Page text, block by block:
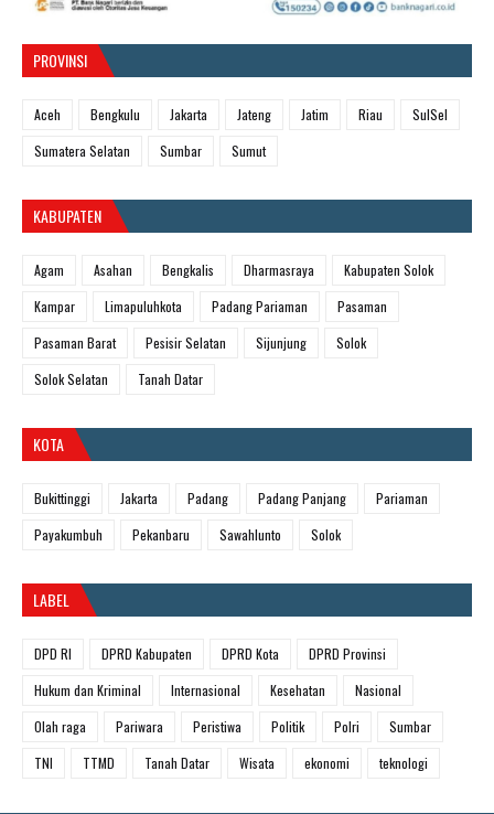
PROVINSI
Aceh Bengkulu Jakarta Jateng Jatim Riau
SulSel
Sumatera Selatan
Sumbar Sumut
KABUPATEN
Agam Asahan Bengkalis Dharmasraya
Kabupaten Solok
Kampar
Limapuluhkota Padang Pariaman
Pasaman
Pasaman Barat
Pesisir Selatan Sijunjung
Solok
Solok Selatan
Tanah Datar
KOTA
Bukittinggi Jakarta Padang Padang Panjang
Pariaman
Payakumbuh
Pekanbaru Sawahlunto Solok
LABEL
DPD RI DPRD Kabupaten DPRD Kota
DPRD Provinsi
Hukum dan Kriminal
Internasional Kesehatan
Nasional
Olah raga
Pariwara Peristiwa Politik Polri
Sumbar
TNI
TTMD Tanah Datar Wisata ekonomi teknologi